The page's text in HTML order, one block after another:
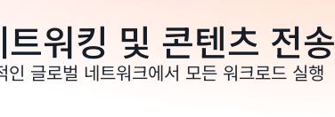
워킹 및 콘텐츠 전송
인 글로벌 네트워크에서 모든 워크로드 실행